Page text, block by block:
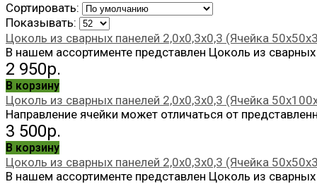
Сортировать:
Показывать:
Цоколь из сварных панелей 2,0х0,3х0,3 (Ячейка
В нашем ассортименте представлен Цоколь из
2 950р.
В корзину
Цоколь из сварных панелей 2,0х0,3х0,3 (Ячейка
Направление ячейки может отличаться от
3 500р.
В корзину
Цоколь из сварных панелей 2,0х0,3х0,3 (Ячейка
В нашем ассортименте представлен Цоколь из